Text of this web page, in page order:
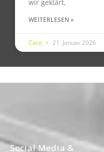
wir geklärt,
WEITERLESEN »
Caro 21. Januar 2026
Social Media &